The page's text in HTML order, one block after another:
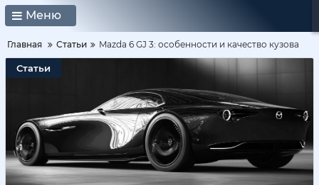
Меню
Главная Статьи Mazda 6 GJ 3: особенности и качество кузова
Статьи